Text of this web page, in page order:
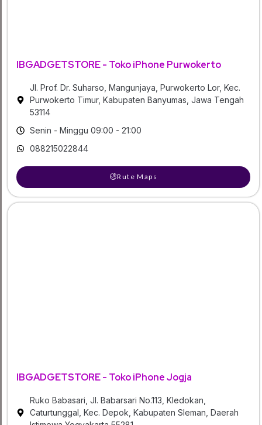
IBGADGETSTORE - Toko iPhone Purwokerto
Jl. Prof. Dr. Suharso, Mangunjaya, Purwokerto Lor, Kec.
Purwokerto Timur, Kabupaten Banyumas, Jawa Tengah
53114
Senin - Minggu 09:00 - 21:00
088215022844
Rute Maps
IBGADGETSTORE - Toko iPhone Jogja
Ruko Babasari, Jl. Babarsari No.113, Kledokan,
Caturtunggal, Kec. Depok, Kabupaten Sleman, Daerah